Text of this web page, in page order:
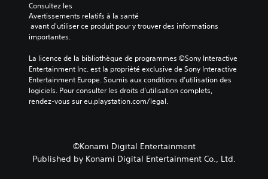
Consultez les
Avertissements relatifs à la santé
importantes.
La licence de la bibliothèque de programmes ©Sony Interactive
Entertainment Inc. est la propriété exclusive de Sony Interactive
Entertainment Europe. Soumis aux conditions d’utilisation des
logiciels. Pour consulter les droits d’utilisation complets,
rendez-vous sur eu.playstation.com/legal.
©Konami Digital Entertainment
Published by Konami Digital Entertainment Co., Ltd.